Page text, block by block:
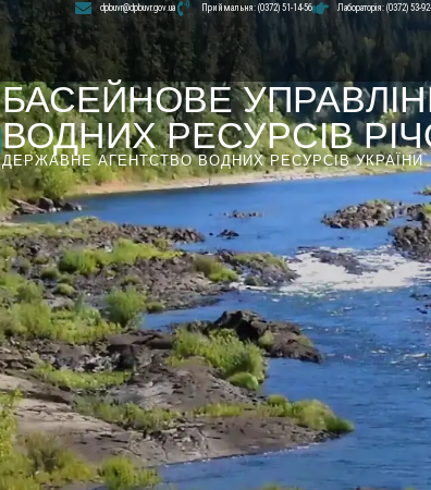
Лабораторія: (0372) 53-
dpbuvr@dpbuvr.gov.ua Приймальня: (0372) 51-14-56
БАСЕЙНОВЕ
ВОДНИХ РЕСУРСІВ
ДЕРЖАВНЕ АГЕНТСТВО ВОДНИХ РЕСУРСІВ УКРАЇНИ